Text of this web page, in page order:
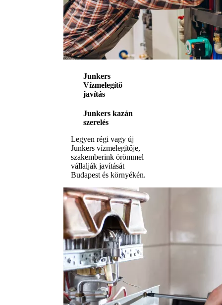
Junkers
Vízmelegítő
javítás
Junkers kazán
szerelés
Legyen régi vagy új
Junkers vízmelegítője,
szakemberink örömmel
vállalják javítását
Budapest és környékén.